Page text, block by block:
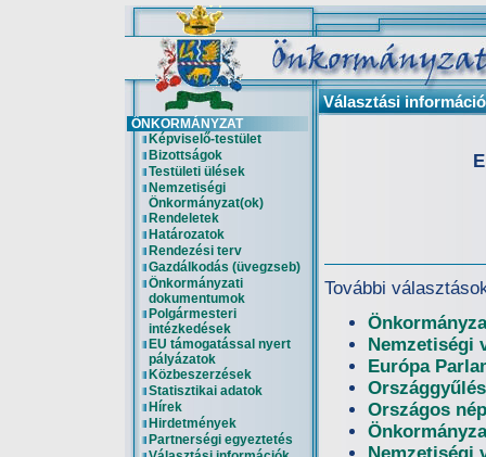
Választási
ÖNKORMÁNYZAT
Képviselő-testület
Bizottságok
Testületi ülések
Nemzetiségi
Önkormányzat(ok)
Rendeletek
Határozatok
Rendezési terv
Gazdálkodás (üvegzseb)
Önkormányzati
dokumentumok
Polgármesteri
intézkedések
EU támogatással nyert
pályázatok
Közbeszerzések
Statisztikai adatok
Hírek
Hirdetmények
Partnerségi egyeztetés
További
Nemzetiségi
Európa
Országos